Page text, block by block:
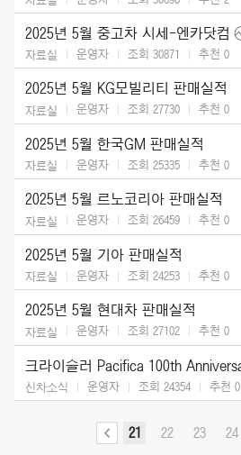
2025년 5월 중고차 시세-엔카닷컴
자료실 운영자 조회 30871 추천 0
2025년 5월 KG모빌리티 판매실적
자료실 운영자 조회 27730 추천 0
2025년 5월 한국GM 판매실적
자료실 운영자 조회 25335 추천 0
2025년 5월 르노코리아 판매실적
자료실 운영자 조회 26459 추천 0
2025년 5월 기아 판매실적
자료실 운영자 조회 24253 추천 0
2025년 5월 현대차 판매실적
자료실 운영자 조회 27102 추천 0
신차소식 운영자 조회 24354 추천 0
21 22 23 24